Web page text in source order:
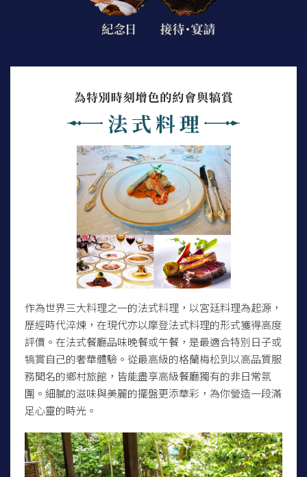
作為世界三大料理之一的法式料理，以宮廷料理為起源，
歷經時代淬煉，在現代亦以摩登法式料理的形式獲得高度
評價。在法式餐廳品味晚餐或午餐，是最適合特別日子或
犒賞自己的奢華體驗。從最高級的格蘭梅松到以高品質服
務聞名的鄉村旅館，皆能盡享高級餐廳獨有的非日常氛
圍。細膩的滋味與美麗的擺盤更添華彩，為你營造一段滿
足心靈的時光。